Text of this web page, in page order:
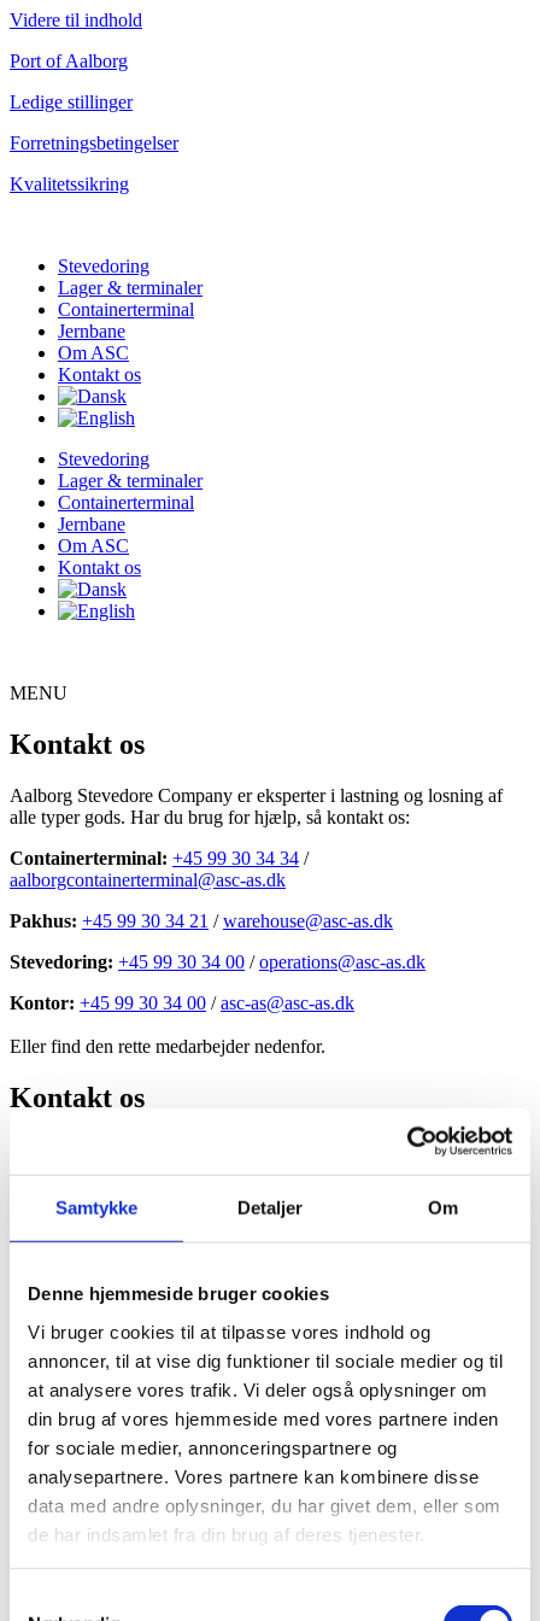
Samtykke Detaljer Om
Denne hjemmeside bruger cookies
Vi bruger cookies til at tilpasse vores indhold og
annoncer, til at vise dig funktioner til sociale medier og til
at analysere vores trafik. Vi deler også oplysninger om
din brug af vores hjemmeside med vores partnere inden
for sociale medier, annonceringspartnere og
analysepartnere. Vores partnere kan kombinere disse
data med andre oplysninger, du har givet dem, eller som
de har indsamlet fra din brug af deres tjenester.
Videre til indhold
Port of Aalborg
Ledige stillinger
Forretningsbetingelser
Kvalitetssikring
Stevedoring
Lager & terminaler
Containerterminal
Jernbane
Om ASC
Kontakt os
Stevedoring
Lager & terminaler
Containerterminal
Jernbane
Om ASC
Kontakt os
MENU
Kontakt os
Aalborg Stevedore Company er eksperter i lastning og losning af
alle typer gods. Har du brug for hjælp, så kontakt os:
Containerterminal: +45 99 30 34 34 /
aalborgcontainerterminal@asc-as.dk
Pakhus: +45 99 30 34 21 /warehouse@asc-as.dk
Stevedoring: +45 99 30 34 00 /operations@asc-as.dk
Kontor: +45 99 30 34 00 /asc-as@asc-as.dk
Eller find den rette medarbejder nedenfor.
Kontakt os
Aalborg Stevedore Company er eksperter i lastning og losning af
alle typer gods. Har du brug for hjælp, så kontakt os:
Containerterminal:
+45 99 30 34 34/
Søren Bæk Christensen
Operations Director
sbc@asc-as.dk
+45 99 30 34 03
Mads Trytek Olesen
Operations Manager